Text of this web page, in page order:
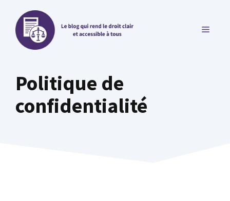
contenu
MENU
Politique de
confidentialité